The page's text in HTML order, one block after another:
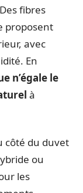
fibres
proposent
avec
En
n’égale le
à
côté du duvet
ou
les